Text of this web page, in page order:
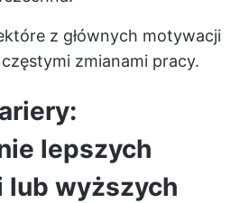
z głównych motywacji
zmianami pracy.
lepszych
lub wyższych